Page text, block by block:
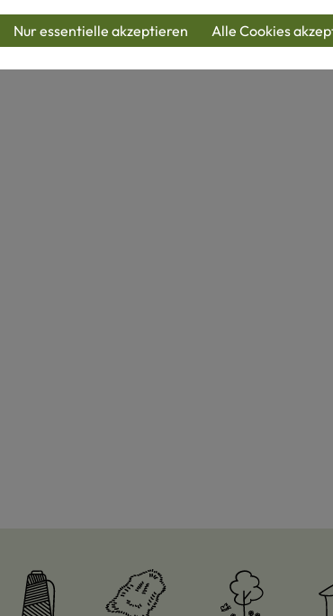
Nur essentielle akzeptieren Alle Cookies